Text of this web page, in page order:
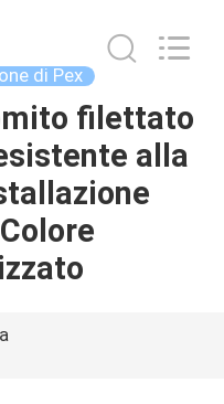
di Pex
filettato
alla